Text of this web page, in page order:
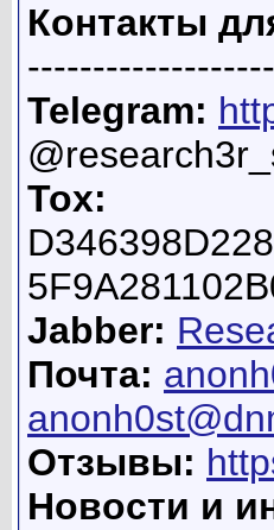
Контакты
Telegram:
Tox:
Jabber:
Почта:
Отзывы:
Новости и